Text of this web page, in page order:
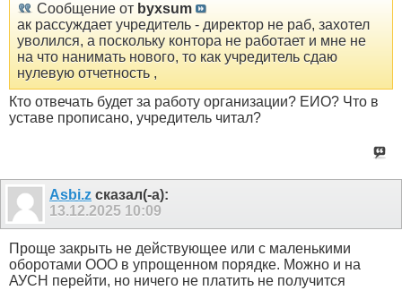
Сообщение от byxsum
ак рассуждает учредитель - директор не раб, захотел
уволился, а поскольку контора не работает и мне не
на что нанимать нового, то как учредитель сдаю
нулевую отчетность ,
Кто отвечать будет за работу организации? ЕИО? Что в
уставе прописано, учредитель читал?
Asbi.z сказал(-а):
13.12.2025 10:09
Проще закрыть не действующее или с маленькими
оборотами ООО в упрощенном порядке. Можно и на
АУСН перейти, но ничего не платить не получится